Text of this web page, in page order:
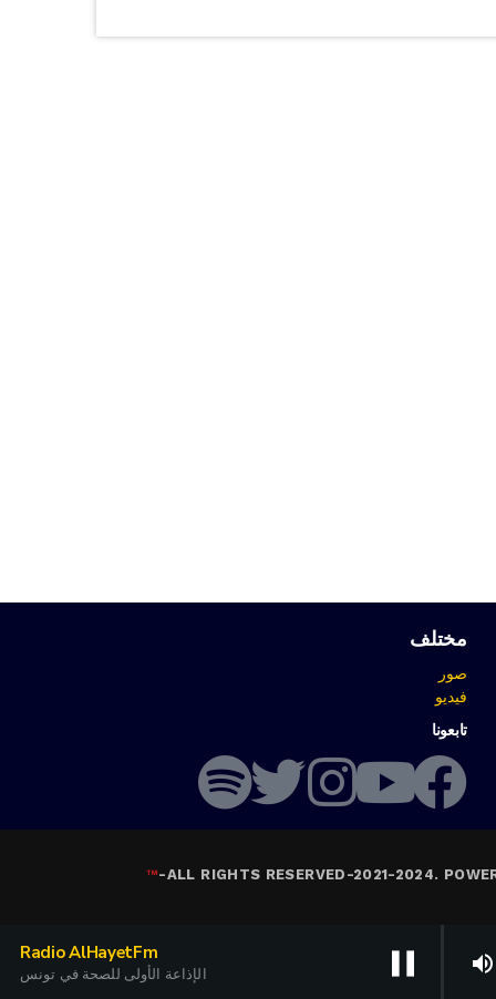
pause
Radio AlHayetFm
الإذاعة الأولى للصحة في تونس volume_up
مختلف
صور
فيديو
تابعونا
ALL RIGHTS RESERVED-2021-2024.
-
™